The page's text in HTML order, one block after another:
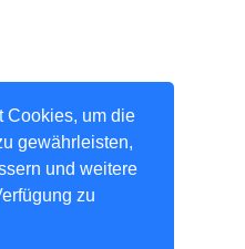
Cookies, um die
gewährleisten,
und weitere
zu